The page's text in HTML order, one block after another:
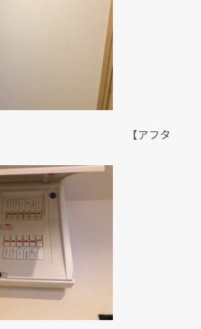
ー】 【アフタ